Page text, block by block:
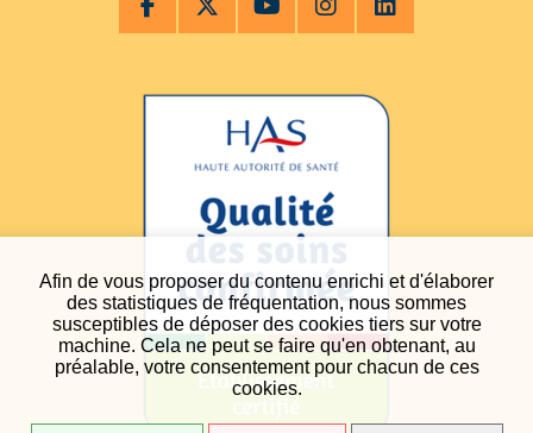
Afin de vous proposer du contenu enrichi et d'élaborer
des statistiques de fréquentation, nous sommes
susceptibles de déposer des cookies tiers sur votre
machine. Cela ne peut se faire qu'en obtenant, au
préalable, votre consentement pour chacun de ces
cookies.